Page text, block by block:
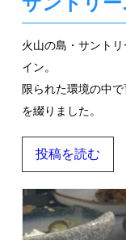
火山の島・サント
イン。
限られた環境の中
を綴りました。
投稿を読む